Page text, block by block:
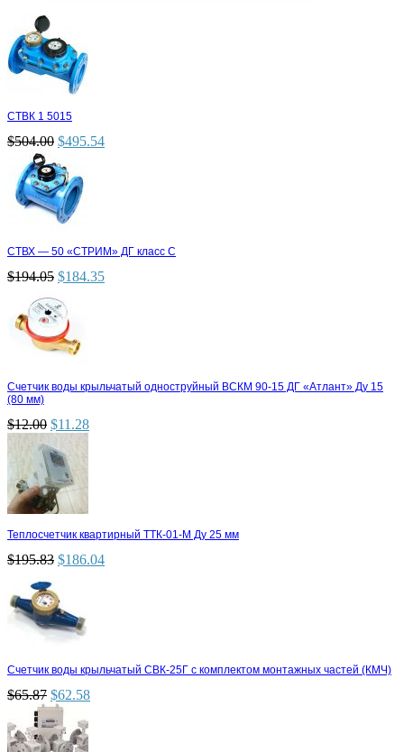
СТВК 1 5015
$504.00 $495.54
СТВХ — 50 «СТРИМ» ДГ класс С
$194.05 $184.35
Счетчик воды крыльчатый одноструйный ВСКМ 90-15 ДГ «Атлант» Ду 15
(80 мм)
$12.00 $11.28
Теплосчетчик квартирный ТТК-01-М Ду 25 мм
$195.83 $186.04
Счетчик воды крыльчатый СВК-25Г с комплектом монтажных частей (КМЧ)
$65.87 $62.58